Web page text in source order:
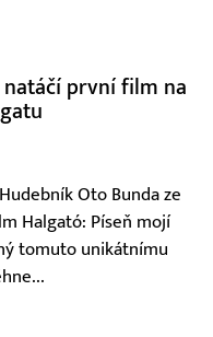
natáčí první film na
Oto Bunda ze
Halgató: Píseň mojí
tomuto unikátnímu